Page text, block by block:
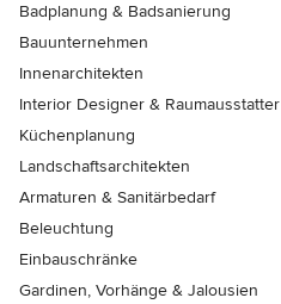
Badplanung & Badsanierung
Bauunternehmen
Innenarchitekten
Interior Designer & Raumausstatter
Küchenplanung
Landschaftsarchitekten
Armaturen & Sanitärbedarf
Beleuchtung
Einbauschränke
Gardinen, Vorhänge & Jalousien